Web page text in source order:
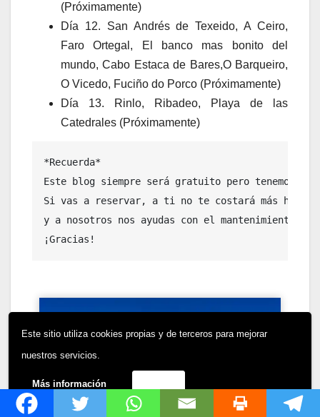
Este sitio utiliza cookies propias y de terceros para mejorar
nuestros servicios.
Más información
(Próximamente)
Día 12. San Andrés de Texeido, A Ceiro,
Faro Ortegal, El banco mas bonito del
mundo, Cabo Estaca de Bares,O Barqueiro,
O Vicedo, Fuciño do Porco (Próximamente)
Día 13. Rinlo, Ribadeo, Playa de las
Catedrales (Próximamente)
*Recuerda*
Este blog siempre será gratuito pero tenemos
Si vas a reservar, a ti no te costará más
y a nosotros nos ayudas con el mantenimiento
¡Gracias!
Si te ha gustado ayúdanos a compartirlo